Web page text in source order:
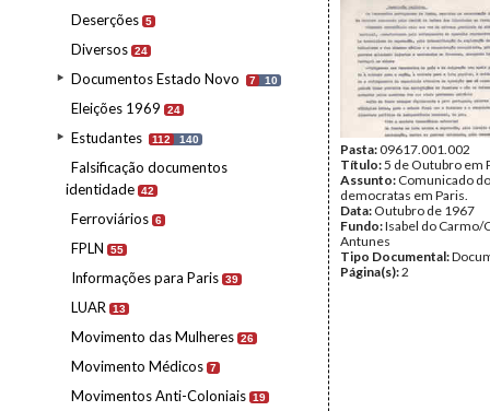
Deserções 5
Diversos 24
Documentos Estado Novo 7 10
Eleições 1969 24
Estudantes 112 140
Falsificação documentos
identidade 42
Ferroviários 6
FPLN 55
Informações para Paris 39
LUAR 13
Movimento das Mulheres 26
Movimento Médicos 7
Movimentos Anti-Coloniais 19
Pasta:09617.001.002
Título:5 de Outubro em
Assunto: Comunicado
democratas em Paris.
Data: Outubro de 1967
Fundo:Isabel do Carmo/
Antunes
Tipo Documental:
Página(s):2